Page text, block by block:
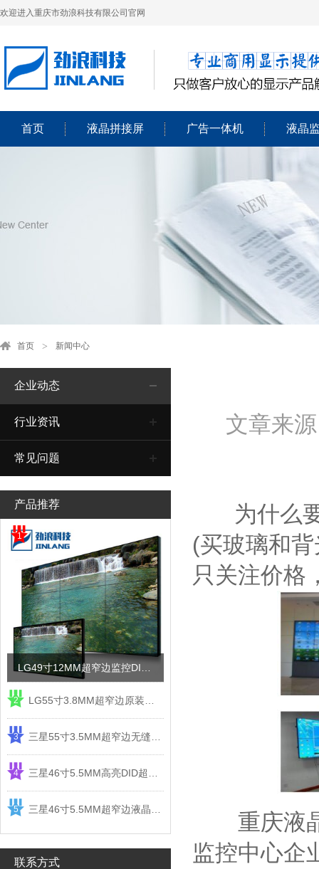
欢迎进入重庆市劲浪科技有限公司官网
首页 液晶拼接屏 广告一体机 液晶
首页 新闻中心
企业动态
行业资讯
常见问题
产品推荐
1
2
3
4
5
联系方式
文章来
为什么要
(买玻璃和
只关注价格
重庆液晶
监控中心企